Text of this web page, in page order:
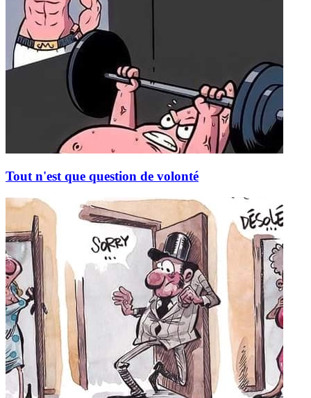
Tout n'est que question de volonté